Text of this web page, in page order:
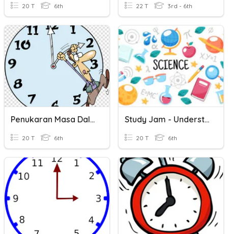
20 T 6th 22 T 3rd - 6th
Penukaran Masa Dalam Sistem 24 Jam Dan 12 Jam
20 T 6th
Study Jam - Understanding Science
20 T 6th